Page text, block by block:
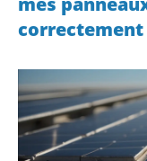
correctement